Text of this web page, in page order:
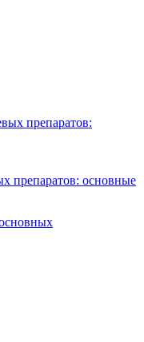
препаратов: основные